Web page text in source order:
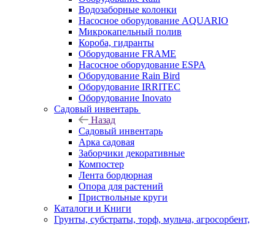
Водозаборные колонки
Насосное оборудование AQUARIO
Микрокапельный полив
Короба, гидранты
Оборудование FRAME
Насосное оборудование ESPA
Оборудование Rain Bird
Оборудование IRRITEC
Оборудование Inovato
Садовый инвентарь
Назад
Садовый инвентарь
Арка садовая
Заборчики декоративные
Компостер
Лента бордюрная
Опора для растений
Приствольные круги
Каталоги и Книги
Грунты, субстраты, торф, мульча, агросорбент,